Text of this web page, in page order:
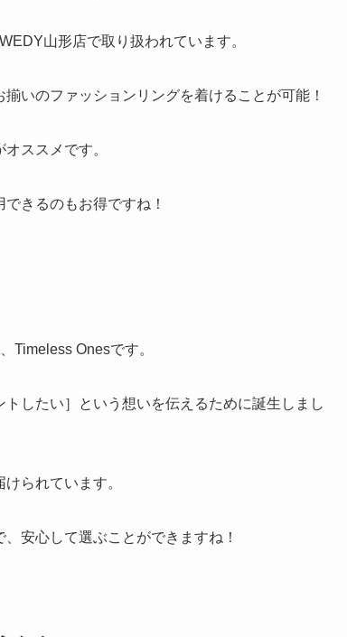
WEDY山形店で取り扱われています。
いのファッションリングを着けることが可能！
ススメです。
きるのもお得ですね！
Timeless Onesです。
したい］という想いを伝えるために誕生しまし
られています。
安心して選ぶことができますね！